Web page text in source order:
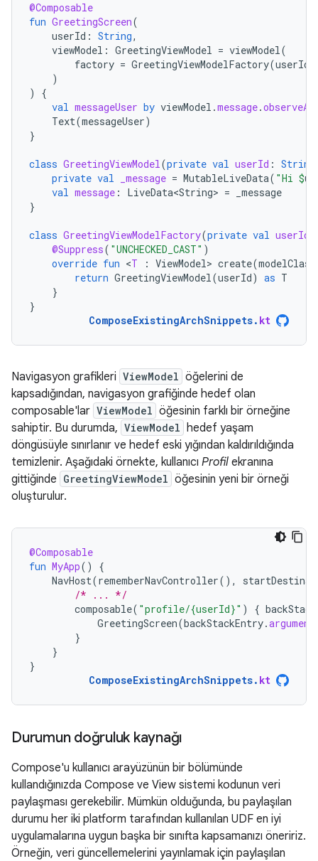
@Composable
fun GreetingScreen(
userId : String,
viewModel : GreetingViewModel = viewModel(
factory = GreetingViewModelFactory(userId
)
)
{
val messageUser by viewModel .message.
Text(messageUser)
}
class GreetingViewModel(private val userId : String
private val _message = MutableLiveData( "Hi $
val message : LiveData<String> =
_message
}
class GreetingViewModelFactory(private val userId
@Suppress( "UNCHECKED_CAST" )
override fun <T : ViewModel> create(modelClass
return GreetingViewModel(userId) as T
}
}
ComposeExistingArchSnippets. kt
Navigasyon grafikleri ViewModel öğelerini de
kapsadığından, navigasyon grafiğinde hedef olan
composable'lar ViewModel öğesinin farklı bir örneğine
sahiptir. Bu durumda, ViewModel hedef yaşam
döngüsüyle sınırlanır ve hedef eski yığından kaldırıldığında
temizlenir. Aşağıdaki örnekte, kullanıcı Profil ekranına
gittiğinde GreetingViewModel öğesinin yeni bir örneği
oluşturulur.
@Composable
fun MyApp()
{
NavHost(rememberNavController(),
/* ... */
composable( "profile/{userId}" ) {
GreetingScreen(backStackEntry.
}
}
}
ComposeExistingArchSnippets. kt
Durumun doğruluk kaynağı
Compose'u kullanıcı arayüzünün bir bölümünde
kullandığınızda Compose ve View sistemi kodunun veri
paylaşması gerekebilir. Mümkün olduğunda, bu paylaşılan
durumu her iki platform tarafından kullanılan UDF en iyi
uygulamalarına uygun başka bir sınıfta kapsamanızı öneririz.
Örneğin, veri güncellemelerini yayınlamak için paylaşılan